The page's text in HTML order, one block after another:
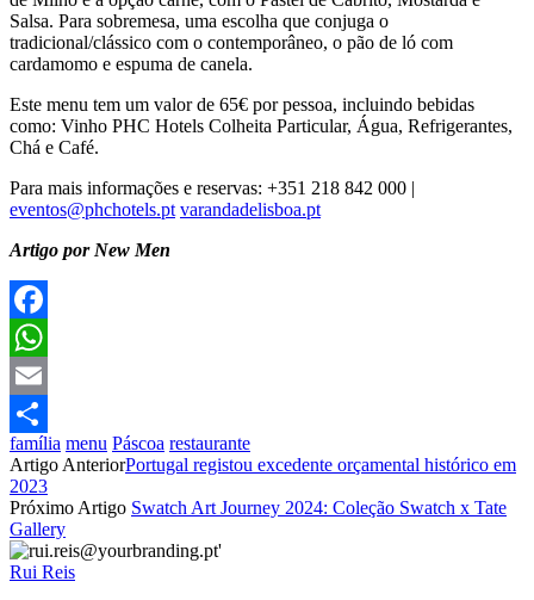
Salsa. Para sobremesa, uma escolha que conjuga o
tradicional/clássico com o contemporâneo, o pão de ló com
cardamomo e espuma de canela.
Este menu tem um valor de 65€ por pessoa, incluindo bebidas
como: Vinho PHC Hotels Colheita Particular, Água, Refrigerantes,
Chá e Café.
Para mais informações e reservas: +351 218 842 000 |
eventos@phchotels.pt varandadelisboa.pt
Artigo por New Men
Facebook
WhatsApp
Email
Partilhar
família menu Páscoa restaurante
Artigo AnteriorPortugal registou excedente orçamental histórico em
2023
Próximo Artigo Swatch Art Journey 2024: Coleção Swatch x Tate
Gallery
Rui Reis